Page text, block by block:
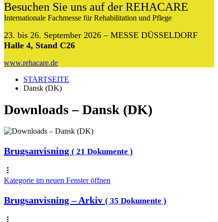
Besuchen Sie uns auf der REHACARE
Internationale Fachmesse für Rehabilitation und Pflege
23. bis 26. September 2026 – MESSE DÜSSELDORF
Halle 4, Stand C26
www.rehacare.de
STARTSEITE
Dansk (DK)
Downloads – Dansk (DK)
Brugsanvisning ( 21 Dokumente )
Kategorie im neuen Fenster öffnen
Brugsanvisning – Arkiv ( 35 Dokumente )